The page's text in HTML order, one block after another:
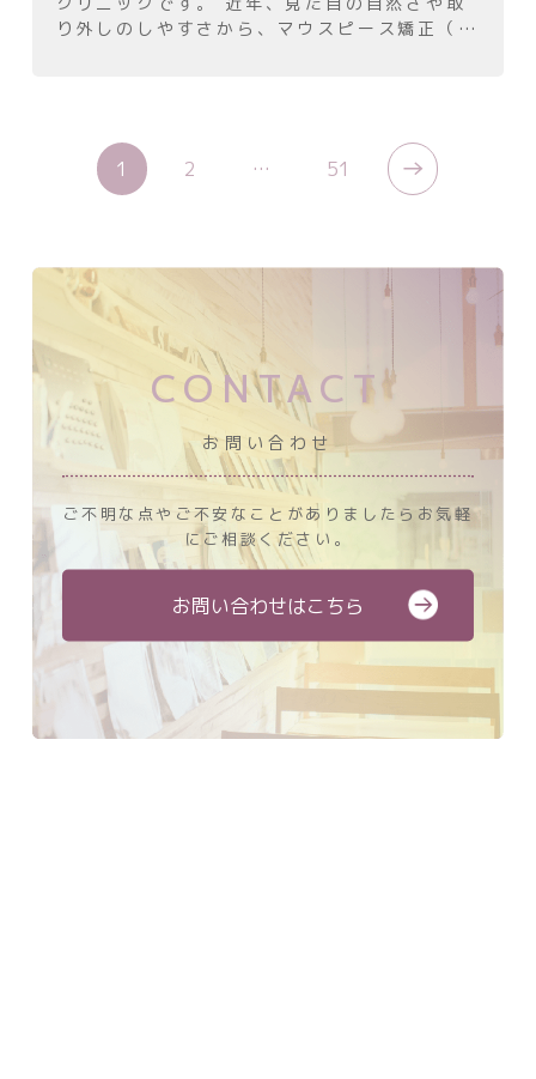
り外しのしやすさから、マウスピース矯正（イ
1 2 … 51 →
CONTACT
お問い合わせ
ご不明な点やご不安なことがありましたら お気軽
にご相談ください。
お問い合わせはこちら